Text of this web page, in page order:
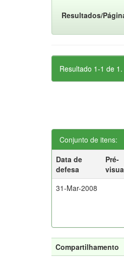
Resultados/
Resultado 1-1 de 1.
Conjunto de itens:
Data de
defesa
Pré-
31-Mar-2008
Compartilhamento